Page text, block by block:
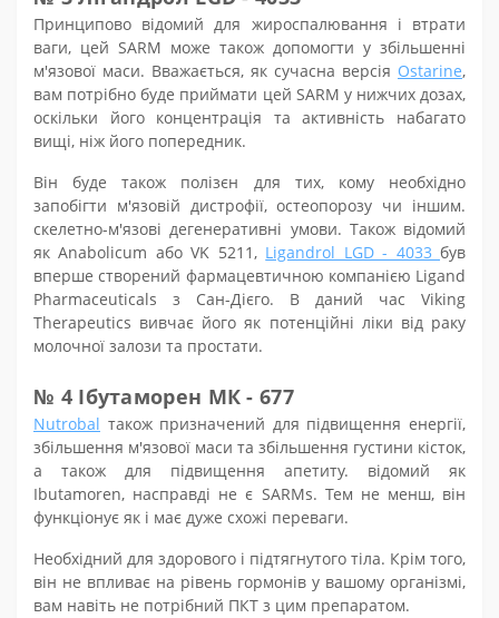
Принципово відомий для жироспалювання і втрати
ваги, цей SARM може також допомогти у збільшенні
м'язової маси. Вважається, як сучасна версія Ostarine,
вам потрібно буде приймати цей SARM у нижчих дозах,
оскільки його концентрація та активність набагато
вищі, ніж його попередник.
Він буде також полізєн для тих, кому необхідно
запобігти м'язовій дистрофії, остеопорозу чи іншим.
скелетно-м'язові дегенеративні умови. Також відомий
як Anabolicum або VK 5211, Ligandrol LGD - 4033був
вперше створений фармацевтичною компанією Ligand
Pharmaceuticals з Сан-Дієго. В даний час Viking
Therapeutics вивчає його як потенційні ліки від раку
молочної залози та простати.
№ 4 Ібутаморен МК - 677
Nutrobal також призначений для підвищення енергії,
збільшення м'язової маси та збільшення густини кісток,
а також для підвищення апетиту. відомий як
Ibutamoren, насправді не є SARMs. Тем не менш, він
функціонує як і має дуже схожі переваги.
Необхідний для здорового і підтягнутого тіла. Крім того,
він не впливає на рівень гормонів у вашому організмі,
вам навіть не потрібний ПКТ з цим препаратом.